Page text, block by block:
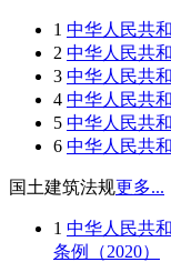
1 中华人民共
2 中华人民共
3 中华人民共
4 中华人民共
5 中华人民共
6 中华人民共
国土建筑法规更多...
1 中华人民共
条例（2020）